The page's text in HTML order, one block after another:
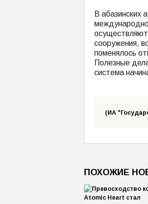
В абазинских
сооружения,
поменялось
Полезные
система
(ИА
ПОХОЖИЕ